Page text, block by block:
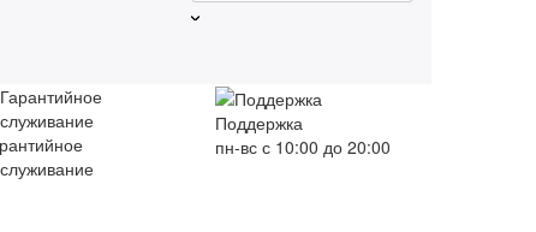
Поддержка
пн-вс с 10:00 до 20:00